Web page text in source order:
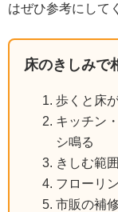
はぜひ参考にして
床のきしみで
歩くと床
キッチン
シ鳴る
きしむ範
フローリ
市販の補